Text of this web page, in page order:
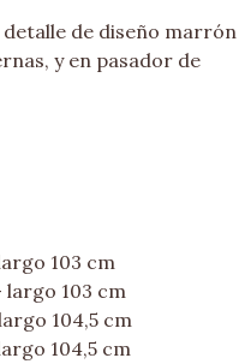
de diseño marrón
y en pasador de
103 cm
largo 103 cm
104,5 cm
104,5 cm